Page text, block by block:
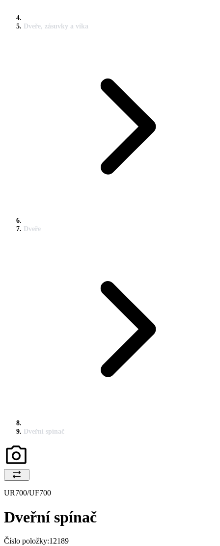
Dveře, zásuvky a víka
Dveře
Dveřní spínač
UR700/UF700
Dveřní spínač
Číslo položky:12189